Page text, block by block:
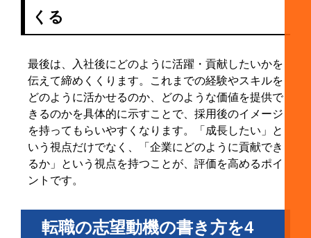
くる
最後は、入社後にどのように活躍・貢献したいかを
伝えて締めくくります。これまでの経験やスキルを
どのように活かせるのか、どのような価値を提供で
きるのかを具体的に示すことで、採用後のイメージ
を持ってもらいやすくなります。「成長したい」と
いう視点だけでなく、「企業にどのように貢献でき
るか」という視点を持つことが、評価を高めるポイ
ントです。
転職の志望動機の書き方を4